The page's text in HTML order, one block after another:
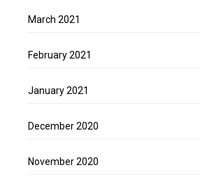
March 2021
February 2021
January 2021
December 2020
November 2020